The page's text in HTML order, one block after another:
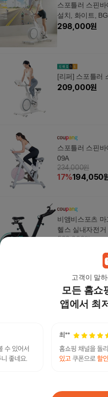
고객이 말
모든 홈쇼
앱에서 최
스포틀러 스핀
설치, 화이트,
298,000원
[리퍼] 스포틀러
209,000원
스포틀러 스핀
09A
234,000원
17%194,050
비앰비스포츠
헬스 실내자전거
598,000원
[기사방문설치]
자전거 엑스바이
289,000
스포틀러 스피